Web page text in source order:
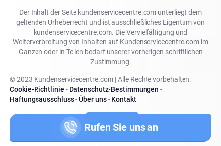
Rufen Sie uns an
Der Inhalt der Seite kundenservicecentre.com unterliegt dem
geltenden Urheberrecht und ist ausschließliches Eigentum von
kundenservicecentre.com. Die Vervielfältigung und
Weiterverbreitung von Inhalten auf Kundenservicecentre.com im
Ganzen oder in Teilen bedarf unserer vorherigen schriftlichen
Zustimmung.
© 2023 Kundenservicecentre.com | Alle Rechte vorbehalten.
Cookie-Richtlinie - Datenschutz-Bestimmungen -
Haftungsausschluss-Über uns- Kontakt